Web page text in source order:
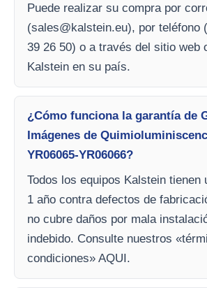
Puede realizar su compra por
(sales@kalstein.eu), por teléfono
39 26 50) o a través del sitio web
Kalstein en su país.
¿Cómo funciona la garantía de
Imágenes de
YR06065-YR06066?
Todos los equipos Kalstein tienen
1 año contra defectos de
no cubre daños por mala
indebido. Consulte nuestros
condiciones» AQUI.